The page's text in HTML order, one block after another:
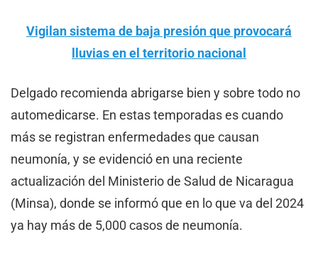
Vigilan sistema de baja presión que provocará
lluvias en el territorio nacional
Delgado recomienda abrigarse bien y sobre todo no
automedicarse. En estas temporadas es cuando
más se registran enfermedades que causan
neumonía, y se evidenció en una reciente
actualización del Ministerio de Salud de Nicaragua
(Minsa), donde se informó que en lo que va del 2024
ya hay más de 5,000 casos de neumonía.